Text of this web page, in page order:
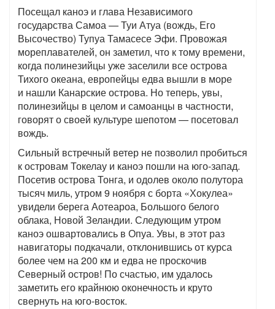
Посещал каноэ и глава Независимого
государства Самоа — Туи Атуа (вождь, Его
Высочество) Тупуа Тамасесе Эфи. Провожая
мореплавателей, он заметил, что к тому времени,
когда полинезийцы уже заселили все острова
Тихого океана, европейцы едва вышли в море
и нашли Канарские острова. Но теперь, увы,
полинезийцы в целом и самоанцы в частности,
говорят о своей культуре шепотом — посетовал
вождь.
Сильный встречный ветер не позволил пробиться
к островам Токелау и каноэ пошли на юго-запад.
Посетив острова Тонга, и одолев около полутора
тысяч миль, утром 9 ноября с борта «Хокулеа»
увидели берега Аотеароа, Большого белого
облака, Новой Зеландии. Следующим утром
каноэ ошвартовались в Опуа. Увы, в этот раз
навигаторы подкачали, отклонившись от курса
более чем на 200 км и едва не проскочив
Северный остров! По счастью, им удалось
заметить его крайнюю оконечность и круто
свернуть на юго-восток.